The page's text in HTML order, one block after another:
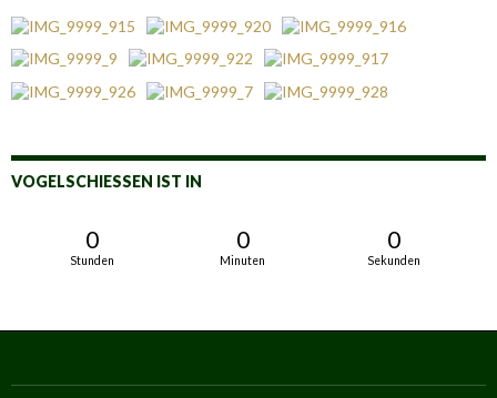
VOGELSCHIESSEN IST IN
0
Stunden
0
Minuten
0
Sekunden